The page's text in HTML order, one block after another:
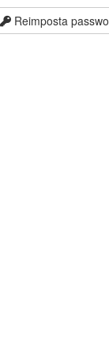
Reimposta